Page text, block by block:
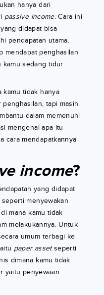
hanya dari
passive income. Cara ini
didapat bisa
pendapatan utama.
mendapat penghasilan
sedang tidur
kamu tidak hanya
tapi masih
dalam memenuhi
mengenai apa itu
cara mendapatkannya
income?
yang didapat
menyewakan
mana kamu tidak
melakukannya. Untuk
umum terbagi ke
paper assetseperti
dimana kamu tidak
yaitu penyewaan